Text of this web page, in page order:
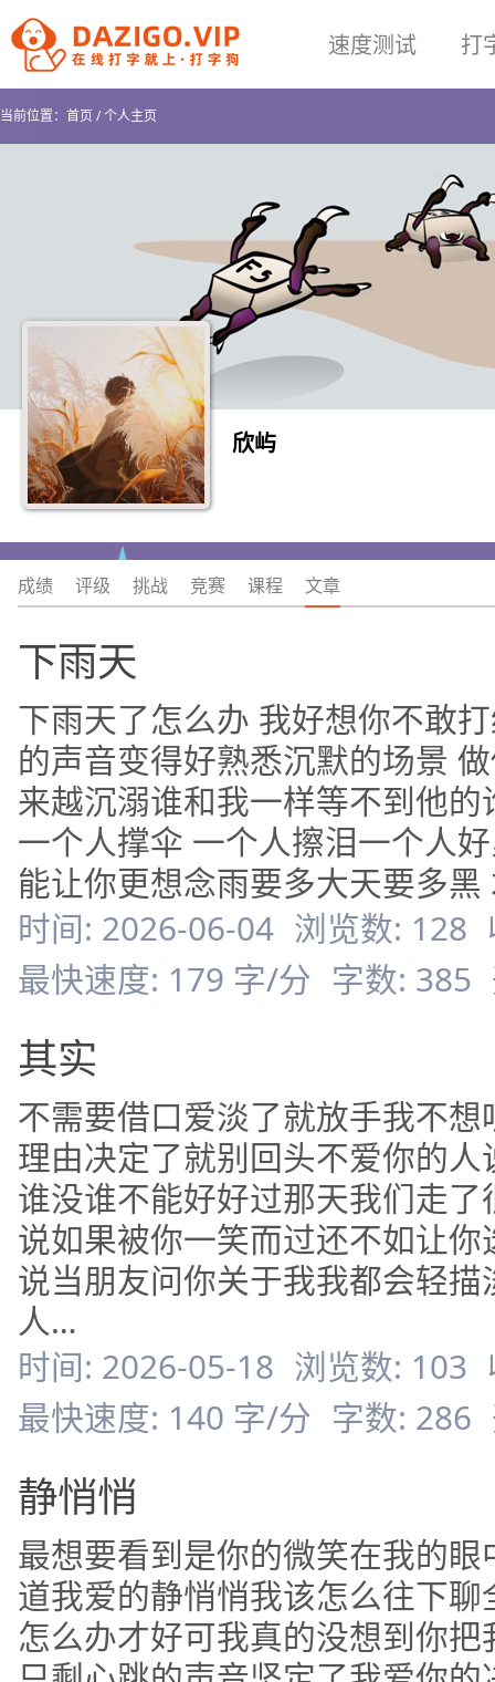
速度测试 打
当前位置： 首页/个人主页
欣屿
成绩 评级 挑战 竞赛 课程 文章
下雨天
下雨天了怎么办 我好想你不敢
的声音变得好熟悉沉默的场景
来越沉溺谁和我一样等不到他
一个人撑伞 一个人擦泪一个人
能让你更想念雨要多大天要多
时间: 2026-06-04 浏览数: 128
最快速度: 179 字/分 字数: 385
其实
不需要借口爱淡了就放手我不
理由决定了就别回头不爱你的
谁没谁不能好好过那天我们走
说如果被你一笑而过还不如让
说当朋友问你关于我我都会轻
人…
时间: 2026-05-18 浏览数: 103
最快速度: 140 字/分 字数: 286
静悄悄
最想要看到是你的微笑在我的
道我爱的静悄悄我该怎么往下
怎么办才好可我真的没想到你